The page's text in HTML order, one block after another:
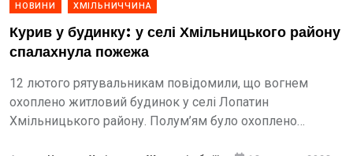
НОВИНИ ХМІЛЬНИЧЧИНА
Курив у будинку: у селі Хмільницького району
спалахнула пожежа
12 лютого рятувальникам повідомили, що вогнем
охоплено житловий будинок у селі Лопатин
Хмільницького району. Полум’ям було охоплено